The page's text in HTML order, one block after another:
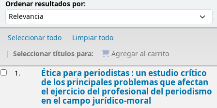
Ordenar resultados por:
Seleccionar todo
Limpiar todo
Seleccionar títulos para:
Agregar al carrito
1. Ética para periodistas : un estudio crítico
de los principales problemas que afectan
el ejercicio del profesional del periodismo
en el campo jurídico-moral